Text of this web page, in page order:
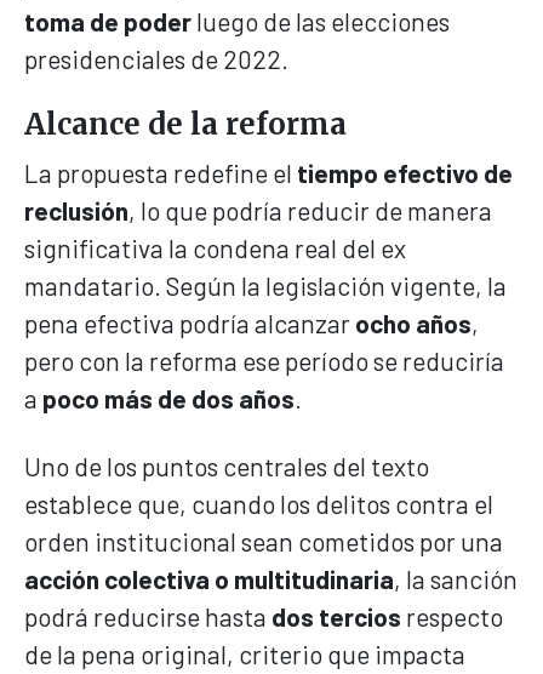
toma de poder luego de las elecciones
presidenciales de 2022.
Alcance de la reforma
La propuesta redefine el tiempo efectivo de
reclusión, lo que podría reducir de manera
significativa la condena real del ex
mandatario. Según la legislación vigente, la
pena efectiva podría alcanzar ocho años,
pero con la reforma ese período se reduciría
a poco más de dos años
Uno de los puntos centrales del texto
establece que, cuando los delitos contra el
orden institucional sean cometidos por una
acción colectiva o multitudinaria, la sanción
podrá reducirse hasta dos tercios respecto
de la pena original, criterio que impacta